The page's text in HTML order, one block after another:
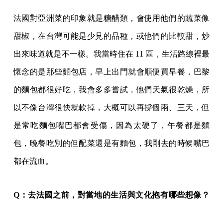
法國對亞洲菜的印象就是糖醋類，會使用他們的蔬菜像
甜椒，在台灣可能是少見的品種，或他們的比較甜，炒
出來味道就是不一樣。我當時住在 11 區，生活路線裡最
懷念的是那些麵包店，早上出門就會順便買早餐，巴黎
的麵包都很好吃，我會多多嘗試，他們天氣很乾燥，所
以不像台灣很快就軟掉，大概可以再撐個兩、三天，但
是常吃麵包嘴巴都會受傷，因為太硬了，午餐都是麵
包，晚餐吃別的但配菜還是有麵包，我剛去的時候嘴巴
都在流血。
Q：去法國之前，對當地的生活與文化抱有哪些想像？